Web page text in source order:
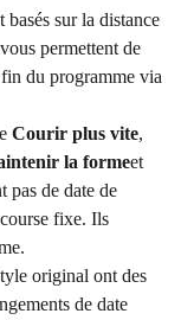
sur la distance
permettent de
du programme via
Courir plus vite,
la formeet
pas de date de
fixe. Ils
original ont des
de date